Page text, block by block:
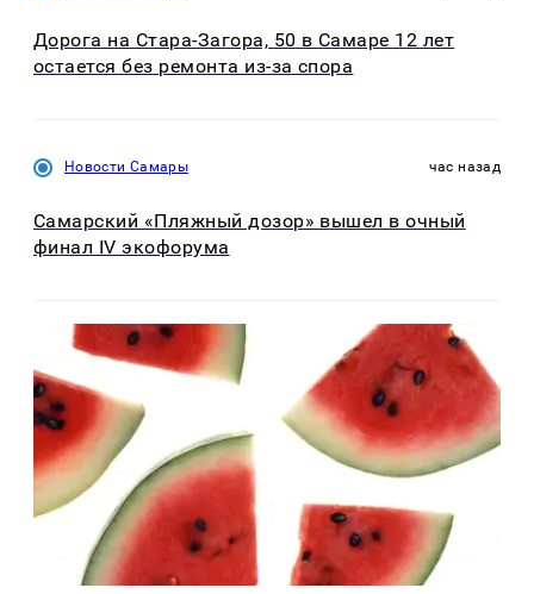
Дорога на Стара-Загора, 50 в Самаре 12 лет
остается без ремонта из-за спора
Новости Самары час назад
Самарский «Пляжный дозор» вышел в очный
финал IV экофорума